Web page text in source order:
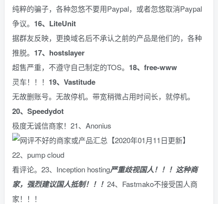
纯粹的骗子，各种忽悠不要用Paypal，或者忽悠取消Paypal
争议。 16、LiteUnit
据群友反映，更换域名后不承认之前的产品是他们的，各种
推脱。 17、hostslayer
超售严重，不遵守自己制定的TOS。 18、free-www
灵车！！！ 19、Vastitude
无故删账号。无故停机。带宽稍微占用时间长，就停机。
20、Speedydot
极度无诚信商家！21、Anonius
22、pump cloud
看评论。23、Inception hosting严重歧视国人！！！这种商
家，强烈建议国人抵制！！！ 24、Fastmako不接受国人商
家！！！